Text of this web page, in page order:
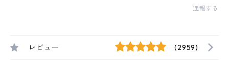
通報する
レビュー (2959)